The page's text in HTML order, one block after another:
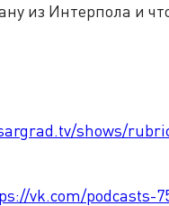
из Интерпола и
shows/
vk.com/podcasts-